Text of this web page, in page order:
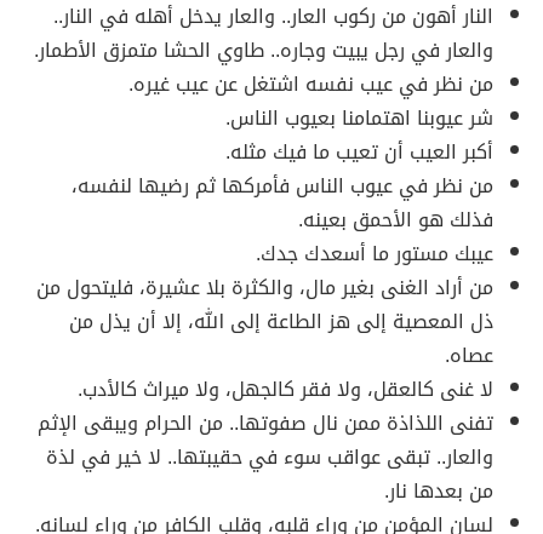
النار أهون من ركوب العار.. والعار يدخل أهله في النار..
والعار في رجل يبيت وجاره.. طاوي الحشا متمزق الأطمار.
من نظر في عيب نفسه اشتغل عن عيب غيره.
شر عيوبنا اهتمامنا بعيوب الناس.
أكبر العيب أن تعيب ما فيك مثله.
من نظر في عيوب الناس فأمركها ثم رضيها لنفسه،
فذلك هو الأحمق بعينه.
عيبك مستور ما أسعدك جدك.
من أراد الغنى بغير مال، والكثرة بلا عشيرة، فليتحول من
ذل المعصية إلى هز الطاعة إلى الله، إلا أن يذل من
عصاه.
لا غنى كالعقل، ولا فقر كالجهل، ولا ميراث كالأدب.
تفنى اللذاذة ممن نال صفوتها.. من الحرام ويبقى الإثم
والعار.. تبقى عواقب سوء في حقيبتها.. لا خير في لذة
من بعدها نار.
لسان المؤمن من وراء قلبه، وقلب الكافر من وراء لسانه.